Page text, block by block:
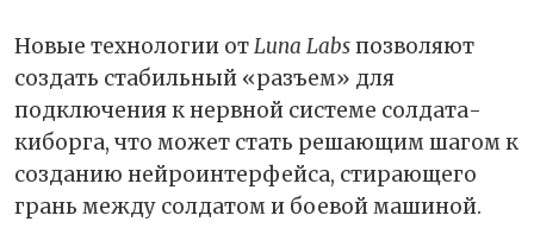
Новые технологии отLuna Labsпозволяют
создать стабильный «разъем» для
подключения к нервной системе солдата-
киборга, что может стать решающим шагом к
созданию нейроинтерфейса, стирающего
грань между солдатом и боевой машиной.